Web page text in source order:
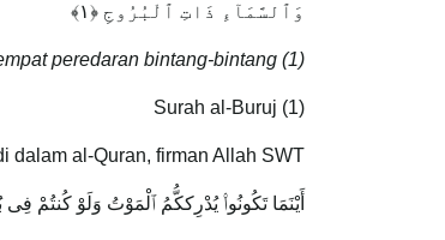
وَٱلسَّمَآءِ ذَاتِ ٱلْبُرُوجِ ‎﴿١﴾
peredaran bintang-bintang (1)
Surah al-Buruj (1)
dalam al-Quran, firman Allah SWT:
أَيْنَمَا تَكُونُوا۟ يُدْرِككُّمُ ٱلْمَوْتُ وَلَوْ كُنتُمْ